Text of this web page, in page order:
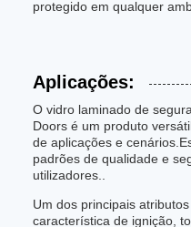
protegido em qualquer
Aplicações:
O vidro laminado de
Doors é um produto
de aplicações e
padrões de qualidade e
utilizadores..
Um dos principais
característica de ignição,